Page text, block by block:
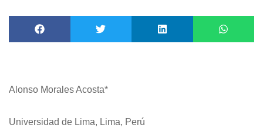
Alonso Morales Acosta*
Universidad de Lima, Lima, Perú